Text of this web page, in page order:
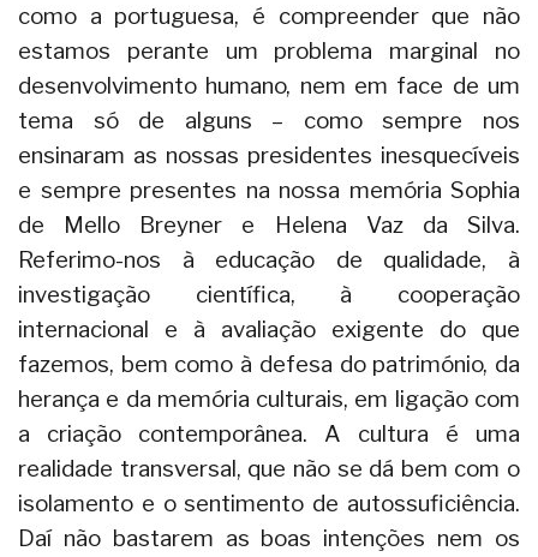
como a portuguesa, é compreender que não
estamos perante um problema marginal no
desenvolvimento humano, nem em face de um
tema só de alguns – como sempre nos
ensinaram as nossas presidentes inesquecíveis
e sempre presentes na nossa memória Sophia
de Mello Breyner e Helena Vaz da Silva.
Referimo-nos à educação de qualidade, à
investigação científica, à cooperação
internacional e à avaliação exigente do que
fazemos, bem como à defesa do património, da
herança e da memória culturais, em ligação com
a criação contemporânea. A cultura é uma
realidade transversal, que não se dá bem com o
isolamento e o sentimento de autossuficiência.
Daí não bastarem as boas intenções nem os